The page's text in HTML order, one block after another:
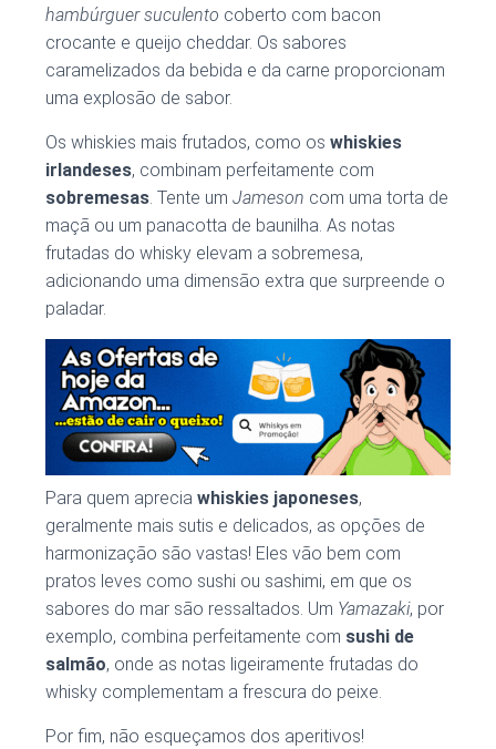
hambúrguer suculento coberto com bacon
crocante e queijo cheddar. Os sabores
caramelizados da bebida e da carne proporcionam
uma explosão de sabor.
Os whiskies mais frutados, como os whiskies
irlandeses, combinam perfeitamente com
sobremesas. Tente um Jameson com uma torta de
maçã ou um panacotta de baunilha. As notas
frutadas do whisky elevam a sobremesa,
adicionando uma dimensão extra que surpreende o
paladar.
Para quem aprecia whiskies japoneses,
geralmente mais sutis e delicados, as opções de
harmonização são vastas! Eles vão bem com
pratos leves como sushi ou sashimi, em que os
sabores do mar são ressaltados. Um Yamazaki, por
exemplo, combina perfeitamente com sushi de
salmão, onde as notas ligeiramente frutadas do
whisky complementam a frescura do peixe.
Por fim, não esqueçamos dos aperitivos!